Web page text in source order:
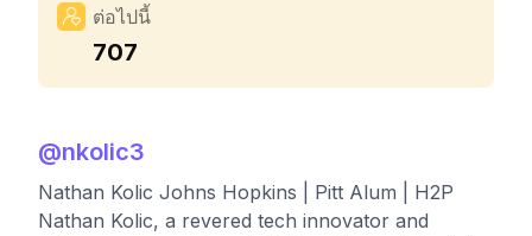
ต่อไปนี้
707
@nkolic3
Nathan Kolic Johns Hopkins | Pitt Alum | H2P
Nathan Kolic, a revered tech innovator and